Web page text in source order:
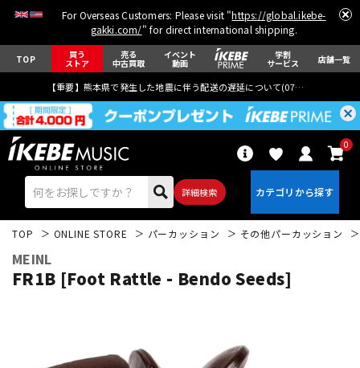
For Overseas Customers: Please visit "https://global.ikebe-
gakki.com/" for direct international shipping.
TOP 買う
ストア
売る
中古買取
イベント
動画
学割
サービス 店舗一覧
【重要】熊本県で発生した地震に伴う配送の遅延について(07月29日
詳細検索
0
TOP ONLINE STORE パーカッション その他パーカッション
MEINL
FR1B [Foot Rattle - Bendo Seeds]